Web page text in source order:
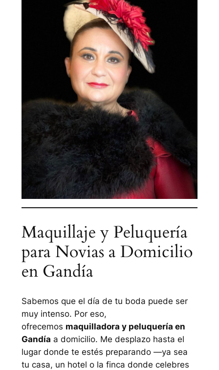
Maquillaje y Peluquería
para Novias a Domicilio
en Gandía
Sabemos que el día de tu boda puede ser
muy intenso. Por eso,
ofrecemos maquilladora y peluquería en
Gandía a domicilio. Me desplazo hasta el
lugar donde te estés preparando —ya sea
tu casa, un hotel o la finca donde celebres